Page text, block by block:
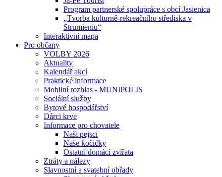
Program partnerské spolupráce s obcí Jasienica
„Tvorba kulturně-rekreačního střediska v
Strumieniu“
Interaktivní mapa
Pro občany
VOLBY 2026
Aktuality
Kalendář akcí
Praktické informace
Mobilní rozhlas - MUNIPOLIS
Sociální služby
Bytové hospodářství
Dárci krve
Informace pro chovatele
Naši pejsci
Naše kočičky
Ostatní domácí zvířata
Ztráty a nálezy
Slavnostní a svatební obřady